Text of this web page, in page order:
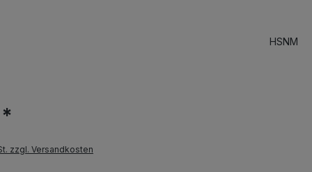
HSNM
zzgl. Versandkosten